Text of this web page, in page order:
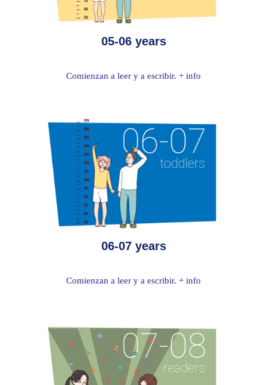
05-06 years
Comienzan a leer y a escribir. + info
06-07 years
Comienzan a leer y a escribir. + info